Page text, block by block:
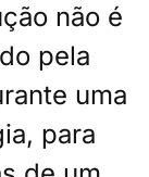
não é
pela
uma
para